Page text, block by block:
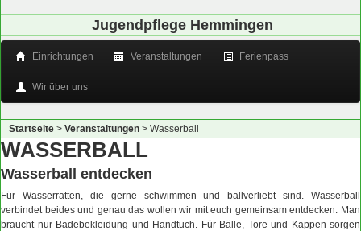
Jugendpflege Hemmingen
Einrichtungen Veranstaltungen Ferienpass
Wir über uns
Startseite > Veranstaltungen > Wasserball
WASSERBALL
Wasserball entdecken
Für Wasserratten, die gerne schwimmen und ballverliebt sind. Wasserball
verbindet beides und genau das wollen wir mit euch gemeinsam entdecken. Man
braucht nur Badebekleidung und Handtuch. Für Bälle, Tore und Kappen sorgen